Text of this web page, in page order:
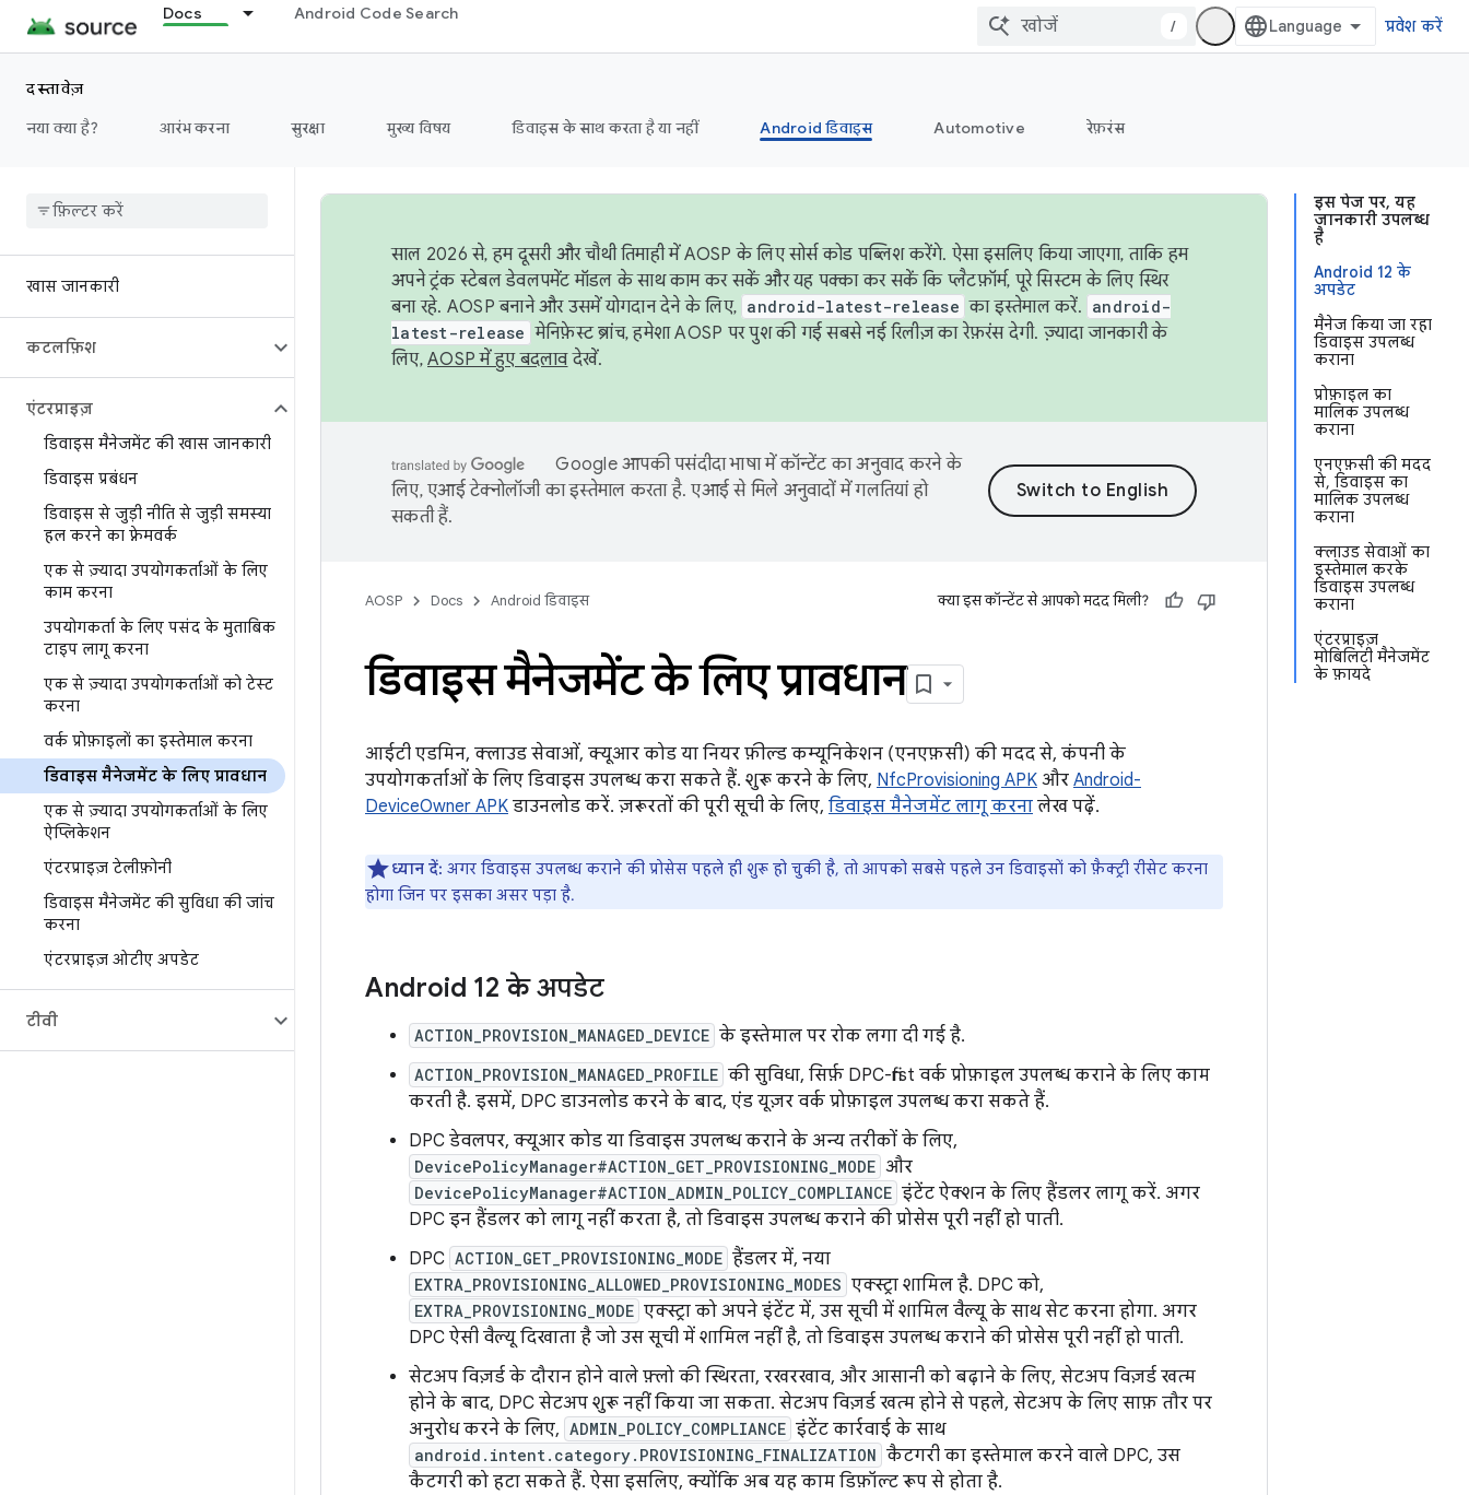
Docs Android Code Search
/ प्रवेश करें
दस्तावेज़
नया क्या है?
आरंभ करना सुरक्षा मुख्य विषय डिवाइस के साथ करता है या नहीं Android डिवाइस Automotive रेफ़रंस
खास जानकारी
कटलफ़िश
एंटरप्राइज़
डिवाइस मैनेजमेंट की खास जानकारी
डिवाइस प्रबंधन
डिवाइस से जुड़ी नीति से जुड़ी समस्या
हल करने का फ़्रेमवर्क
एक से ज़्यादा उपयोगकर्ताओं के लिए
काम करना
उपयोगकर्ता के लिए पसंद के मुताबिक
टाइप लागू करना
एक से ज़्यादा उपयोगकर्ताओं को टेस्ट
करना
वर्क प्रोफ़ाइलों का इस्तेमाल करना
डिवाइस मैनेजमेंट के लिए प्रावधान
एक से ज़्यादा उपयोगकर्ताओं के लिए
ऐप्लिकेशन
एंटरप्राइज़ टेलीफ़ोनी
डिवाइस मैनेजमेंट की सुविधा की जांच
करना
एंटरप्राइज़ ओटीए अपडेट
टीवी
इस पेज पर, यह
जानकारी उपलब्ध
है
Android 12 के
अपडेट
मैनेज किया जा रहा
डिवाइस उपलब्ध
कराना
प्रोफ़ाइल का
मालिक उपलब्ध
कराना
एनएफ़सी की मदद
से, डिवाइस का
मालिक उपलब्ध
कराना
क्लाउड सेवाओं का
इस्तेमाल करके
डिवाइस उपलब्ध
कराना
एंटरप्राइज़
मोबिलिटी मैनेजमेंट
के फ़ायदे
साल 2026 से, हम दूसरी और चौथी तिमाही में AOSP के लिए सोर्स कोड पब्लिश करेंगे. ऐसा इसलिए किया जाएगा, ताकि हम
अपने ट्रंक स्टेबल डेवलपमेंट मॉडल के साथ काम कर सकें और यह पक्का कर सकें कि प्लैटफ़ॉर्म, पूरे सिस्टम के लिए स्थिर
बना रहे. AOSP बनाने और उसमें योगदान देने के लिए, android-latest-release का इस्तेमाल करें. android-
latest-release मेनिफ़ेस्ट ब्रांच, हमेशा AOSP पर पुश की गई सबसे नई रिलीज़ का रेफ़रंस देगी. ज़्यादा जानकारी के
लिए, AOSP में हुए बदलावदेखें.
Google आपकी पसंदीदा भाषा में कॉन्टेंट का अनुवाद करने के
लिए, एआई टेक्नोलॉजी का इस्तेमाल करता है. एआई से मिले अनुवादों में गलतियां हो
सकती हैं.
AOSP Docs Android डिवाइस क्या इस कॉन्टेंट से आपको मदद मिली?
डिवाइस मैनेजमेंट के लिए प्रावधान
आईटी एडमिन, क्लाउड सेवाओं, क्यूआर कोड या नियर फ़ील्ड कम्यूनिकेशन (एनएफ़सी) की मदद से, कंपनी के
उपयोगकर्ताओं के लिए डिवाइस उपलब्ध करा सकते हैं. शुरू करने के लिए, NfcProvisioning APK और Android-
DeviceOwner APK डाउनलोड करें. ज़रूरतों की पूरी सूची के लिए, डिवाइस मैनेजमेंट लागू करना लेख पढ़ें.
ध्यान दें: अगर डिवाइस उपलब्ध कराने की प्रोसेस पहले ही शुरू हो चुकी है, तो आपको सबसे पहले उन डिवाइसों को फ़ैक्ट्री रीसेट करना
होगा जिन पर इसका असर पड़ा है.
Android 12 के अपडेट
ACTION_PROVISION_MANAGED_DEVICE के इस्तेमाल पर रोक लगा दी गई है.
ACTION_PROVISION_MANAGED_PROFILE की सुविधा, सिर्फ़ DPC-first वर्क प्रोफ़ाइल उपलब्ध कराने के लिए काम
करती है. इसमें, DPC डाउनलोड करने के बाद, एंड यूज़र वर्क प्रोफ़ाइल उपलब्ध करा सकते हैं.
DPC डेवलपर, क्यूआर कोड या डिवाइस उपलब्ध कराने के अन्य तरीकों के लिए,
DevicePolicyManager#ACTION_GET_PROVISIONING_MODE और
DevicePolicyManager#ACTION_ADMIN_POLICY_COMPLIANCE इंटेंट ऐक्शन के लिए हैंडलर लागू करें. अगर
DPC इन हैंडलर को लागू नहीं करता है, तो डिवाइस उपलब्ध कराने की प्रोसेस पूरी नहीं हो पाती.
DPC ACTION_GET_PROVISIONING_MODE हैंडलर में, नया
EXTRA_PROVISIONING_ALLOWED_PROVISIONING_MODES एक्स्ट्रा शामिल है. DPC को,
EXTRA_PROVISIONING_MODE एक्स्ट्रा को अपने इंटेंट में, उस सूची में शामिल वैल्यू के साथ सेट करना होगा. अगर
DPC ऐसी वैल्यू दिखाता है जो उस सूची में शामिल नहीं है, तो डिवाइस उपलब्ध कराने की प्रोसेस पूरी नहीं हो पाती.
सेटअप विज़र्ड के दौरान होने वाले फ़्लो की स्थिरता, रखरखाव, और आसानी को बढ़ाने के लिए, सेटअप विज़र्ड खत्म
होने के बाद, DPC सेटअप शुरू नहीं किया जा सकता. सेटअप विज़र्ड खत्म होने से पहले, सेटअप के लिए साफ़ तौर पर
अनुरोध करने के लिए, ADMIN_POLICY_COMPLIANCE इंटेंट कार्रवाई के साथ
android.intent.category.PROVISIONING_FINALIZATION कैटगरी का इस्तेमाल करने वाले DPC, उस
कैटगरी को हटा सकते हैं. ऐसा इसलिए, क्योंकि अब यह काम डिफ़ॉल्ट रूप से होता है.